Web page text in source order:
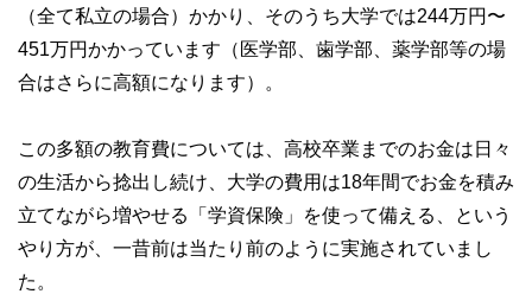
（全て私立の場合）かかり、そのうち大学では244万円〜
451万円かかっています（医学部、歯学部、薬学部等の場
合はさらに高額になります）。
この多額の教育費については、高校卒業までのお金は日々
の生活から捻出し続け、大学の費用は18年間でお金を積み
立てながら増やせる「学資保険」を使って備える、という
やり方が、一昔前は当たり前のように実施されていまし
た。